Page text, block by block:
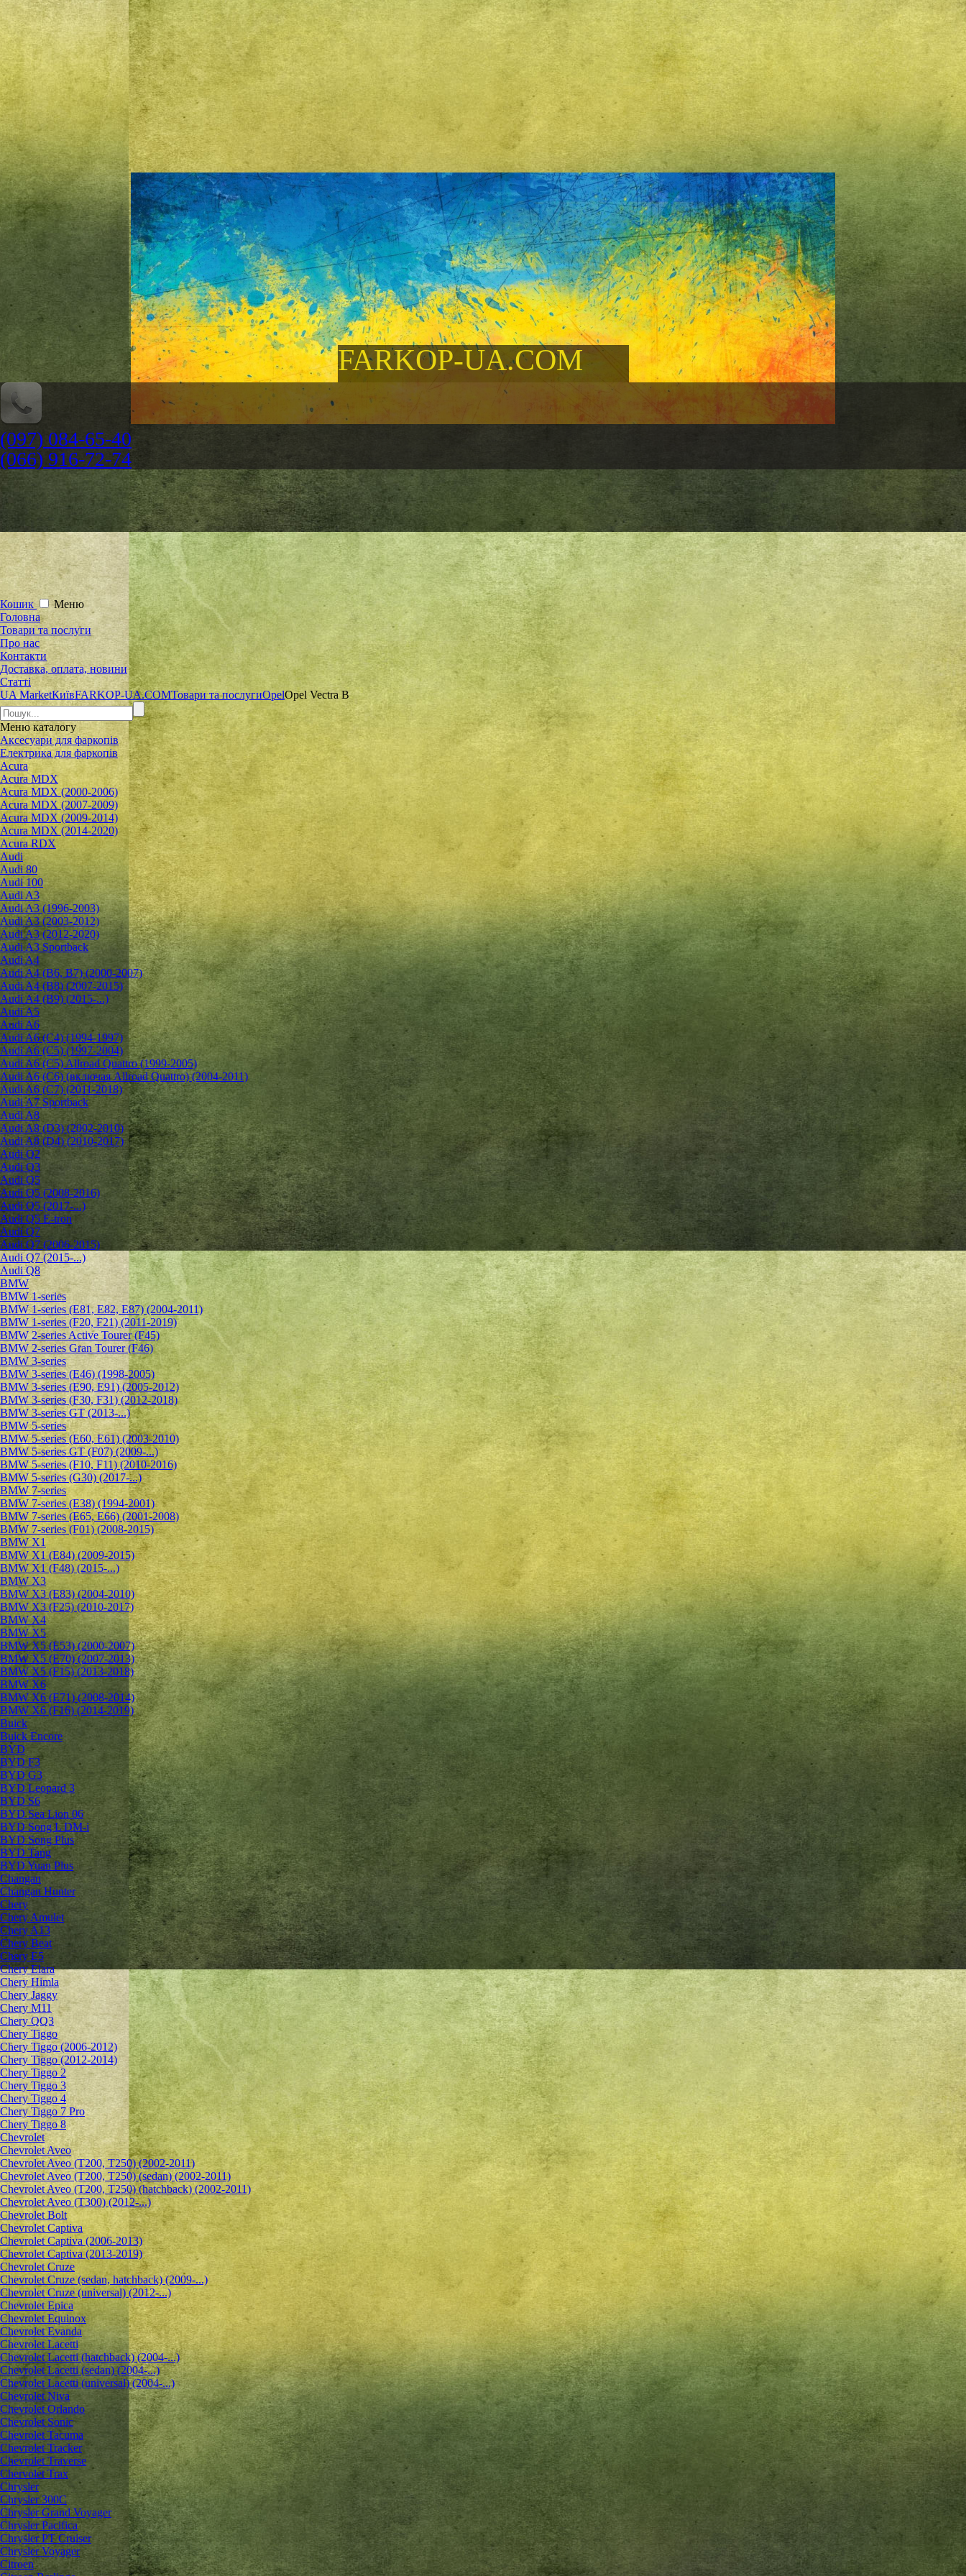
FARKOP-UA.COM
(097) 084-65-40
(066) 916-72-74
Кошик
Меню
Головна
Товари та послуги
Про нас
Контакти
Доставка, оплата, новини
Статті
UA MarketКиївFARKOP-UA.COMТовари та послугиOpelOpel Vectra B
Менюкаталогу
Аксесуари для фаркопів
Електрика для фаркопів
Acura
Acura MDX
Acura MDX (2000-2006)
Acura MDX (2007-2009)
Acura MDX (2009-2014)
Acura MDX (2014-2020)
Acura RDX
Audi
Audi 80
Audi 100
Audi A3
Audi A3 (1996-2003)
Audi A3 (2003-2012)
Audi A3 (2012-2020)
Audi A3 Sportback
Audi A4
Audi A4 (B6, B7) (2000-2007)
Audi A4 (B8) (2007-2015)
Audi A4 (B9) (2015-...)
Audi A5
Audi A6
Audi A6 (C4) (1994-1997)
Audi A6 (C5) (1997-2004)
Audi A6 (C5) Allroad Quattro (1999-2005)
Audi A6 (C6) (включая Allroad Quattro) (2004-2011)
Audi A6 (C7) (2011-2018)
Audi A7 Sportback
Audi A8
Audi A8 (D3) (2002-2010)
Audi A8 (D4) (2010-2017)
Audi Q2
Audi Q3
Audi Q5
Audi Q5 (2008-2016)
Audi Q5 (2017-...)
Audi Q5 E-tron
Audi Q7
Audi Q7 (2006-2015)
Audi Q7 (2015-...)
Audi Q8
BMW
BMW 1-series
BMW 1-series (E81, E82, E87) (2004-2011)
BMW 1-series (F20, F21) (2011-2019)
BMW 2-series Active Tourer (F45)
BMW 2-series Gran Tourer (F46)
BMW 3-series
BMW 3-series (E46) (1998-2005)
BMW 3-series (E90, E91) (2005-2012)
BMW 3-series (F30, F31) (2012-2018)
BMW 3-series GT (2013-...)
BMW 5-series
BMW 5-series (E60, E61) (2003-2010)
BMW 5-series GT (F07) (2009-...)
BMW 5-series (F10, F11) (2010-2016)
BMW 5-series (G30) (2017-...)
BMW 7-series
BMW 7-series (E38) (1994-2001)
BMW 7-series (E65, E66) (2001-2008)
BMW 7-series (F01) (2008-2015)
BMW X1
BMW X1 (E84) (2009-2015)
BMW X1 (F48) (2015-...)
BMW X3
BMW X3 (E83) (2004-2010)
BMW X3 (F25) (2010-2017)
BMW X4
BMW X5
BMW X5 (E53) (2000-2007)
BMW X5 (E70) (2007-2013)
BMW X5 (F15) (2013-2018)
BMW X6
BMW X6 (E71) (2008-2014)
BMW X6 (F16) (2014-2019)
Buick
Buick Encore
BYD
BYD F3
BYD G3
BYD Leopard 3
BYD S6
BYD Sea Lion 06
BYD Song L DM-i
BYD Song Plus
BYD Tang
BYD Yuan Plus
Changan
Changan Hunter
Chery
Chery Amulet
Chery A13
Chery Beat
Chery E5
Chery Elara
Chery Himla
Chery Jaggy
Chery M11
Chery QQ3
Chery Tiggo
Chery Tiggo (2006-2012)
Chery Tiggo (2012-2014)
Chery Tiggo 2
Chery Tiggo 3
Chery Tiggo 4
Chery Tiggo 7 Pro
Chery Tiggo 8
Chevrolet
Сhevrolet Aveo
Chevrolet Aveo (T200, T250) (2002-2011)
Chevrolet Aveo (T200, T250) (sedan) (2002-2011)
Chevrolet Aveo (T200, T250) (hatchback) (2002-2011)
Chevrolet Aveo (T300) (2012-...)
Chevrolet Bolt
Chevrolet Captiva
Chevrolet Captiva (2006-2013)
Chevrolet Captiva (2013-2019)
Chevrolet Cruze
Chevrolet Cruze (sedan, hatchback) (2009-...)
Chevrolet Cruze (universal) (2012-...)
Chevrolet Epiсa
Chevrolet Equinox
Chevrolet Evanda
Chevrolet Lacetti
Chevrolet Lacetti (hatchback) (2004-...)
Chevrolet Lacetti (sedan) (2004-...)
Chevrolet Lacetti (universal) (2004-...)
Chevrolet Niva
Chevrolet Orlando
Chevrolet Sonic
Chevrolet Tacuma
Chevrolet Tracker
Chevrolet Traverse
Chervolet Trax
Chrysler
Chrysler 300C
Chrysler Grand Voyager
Chrysler Pacifica
Chrysler PT Cruiser
Chrysler Voyager
Citroen